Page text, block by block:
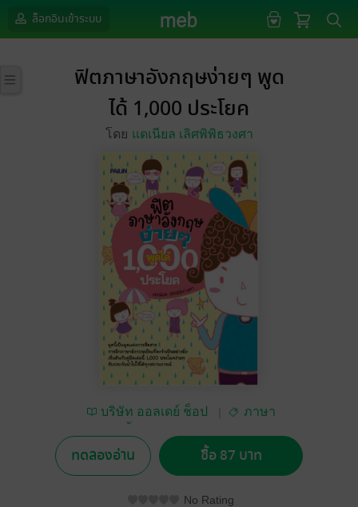
ล็อกอินเข้าระบบ
ฟิตภาษาอังกฤษง่ายๆ พูด
ได้ 1,000 ประโยค
โดย แดเนียล เลิศพิพิธวงศา
บริษัท ออลเดย์ ช็อป
ภาษา
ทดลองอ่าน ซื้อ 87 บาท
No Rating